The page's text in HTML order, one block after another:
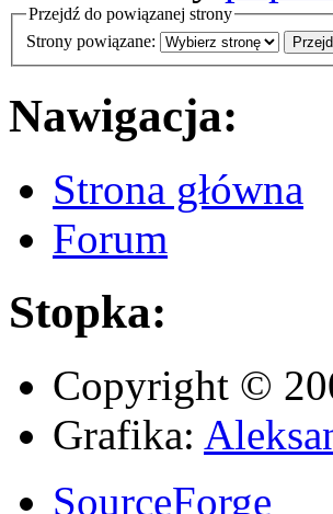
Przejdź do powiązanej strony
Strony powiązane:
Nawigacja:
Strona główna
Forum
Stopka:
Copyright ©
Grafika:
SourceForge